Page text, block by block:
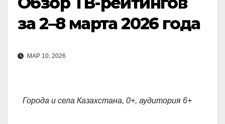
за 2–8 марта 2026 года
МАР 10, 2026
Города и села Казахстана, 0+, аудитория 6+